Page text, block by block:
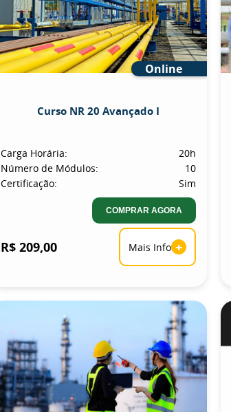
Online
Curso NR 20 Avançado I
Carga Horária:
20h
Número de Módulos:
10
Certificação:
Sim
COMPRAR AGORA
R$ 209,00 Mais Info +